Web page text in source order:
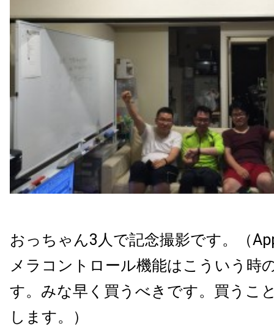
おっちゃん3人で記念撮影です。（
メラコントロール機能はこういう時
す。みな早く買うべきです。買うこ
します。）